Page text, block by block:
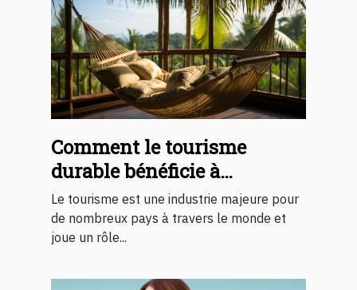
Comment le tourisme
durable bénéficie à
l'économie
Le tourisme est une industrie majeure pour
de nombreux pays à travers le monde et
joue un rôle...